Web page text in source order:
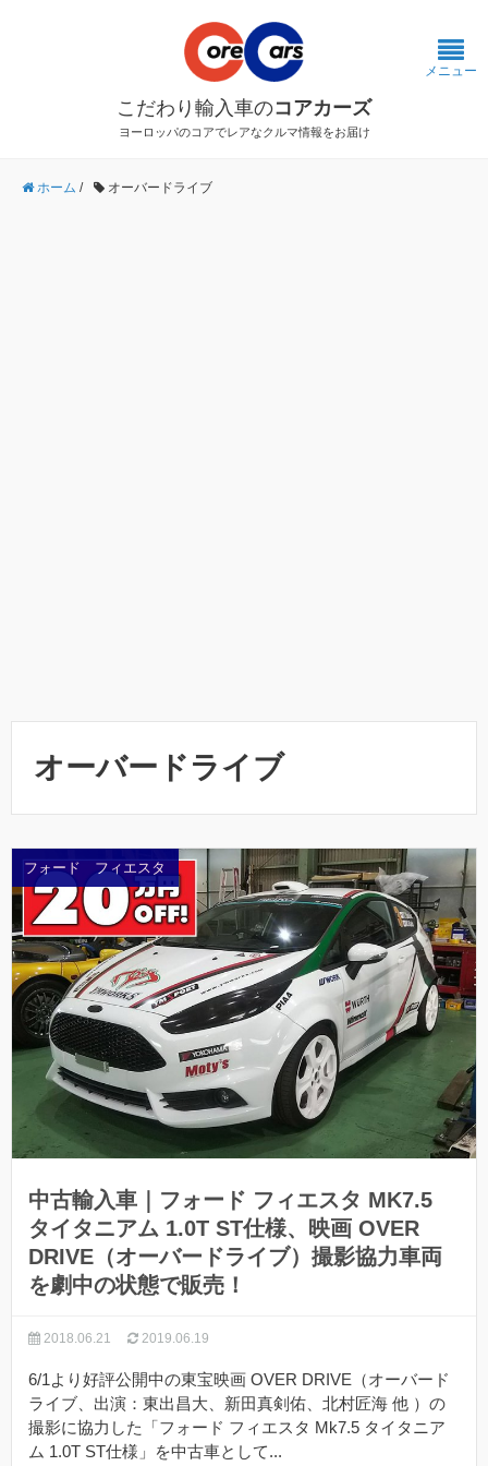
こだわり輸入車のコアカーズ
ヨーロッパのコアでレアなクルマ情報をお届け
メニュー
ホーム / オーバードライブ
オーバードライブ
フォード フィエスタ
中古輸入車｜フォード フィエスタ MK7.5
タイタニアム 1.0T ST仕様、映画 OVER
DRIVE（オーバードライブ）撮影協力車両
を劇中の状態で販売！
2018.06.21 2019.06.19
6/1より好評公開中の東宝映画 OVER DRIVE（オーバード
ライブ、出演：東出昌大、新田真剣佑、北村匠海 他 ）の
撮影に協力した「フォード フィエスタ Mk7.5 タイタニア
ム 1.0T ST仕様」を中古車として...